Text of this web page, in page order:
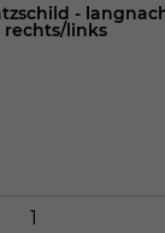
-
rechts/links